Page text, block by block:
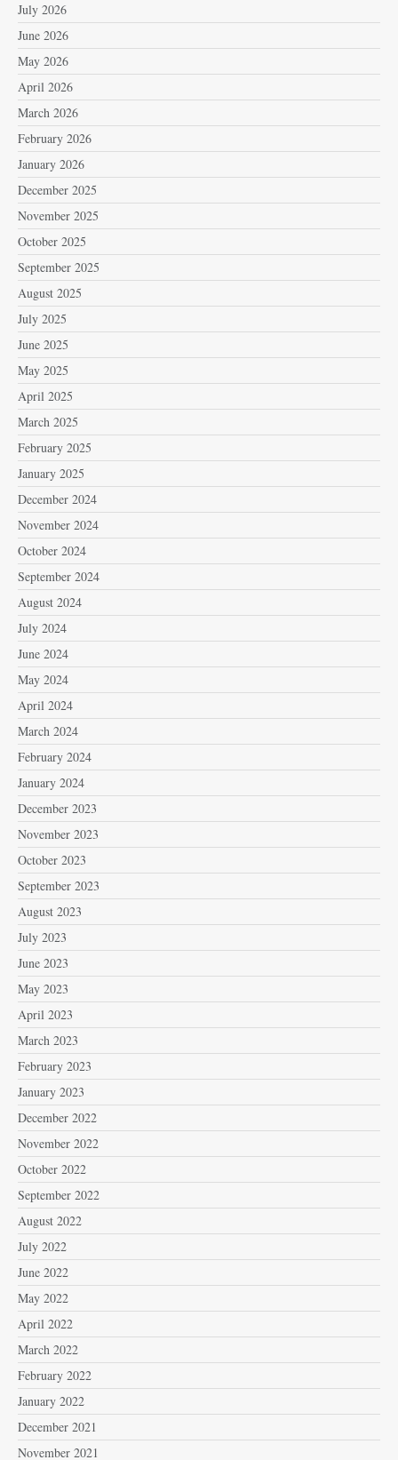
July 2026
June 2026
May 2026
April 2026
March 2026
February 2026
January 2026
December 2025
November 2025
October 2025
September 2025
August 2025
July 2025
June 2025
May 2025
April 2025
March 2025
February 2025
January 2025
December 2024
November 2024
October 2024
September 2024
August 2024
July 2024
June 2024
May 2024
April 2024
March 2024
February 2024
January 2024
December 2023
November 2023
October 2023
September 2023
August 2023
July 2023
June 2023
May 2023
April 2023
March 2023
February 2023
January 2023
December 2022
November 2022
October 2022
September 2022
August 2022
July 2022
June 2022
May 2022
April 2022
March 2022
February 2022
January 2022
December 2021
November 2021